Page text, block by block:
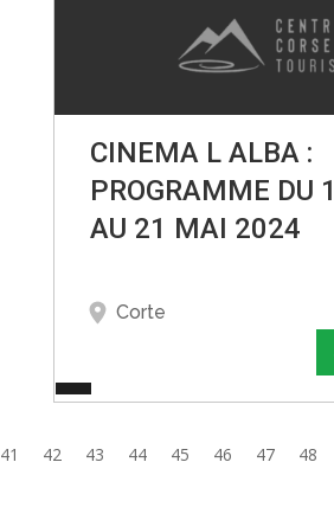
CINEMA L ALBA :
PROGRAMME DU
AU 21 MAI 2024
Corte
41 42 43 44 45 46 47 48